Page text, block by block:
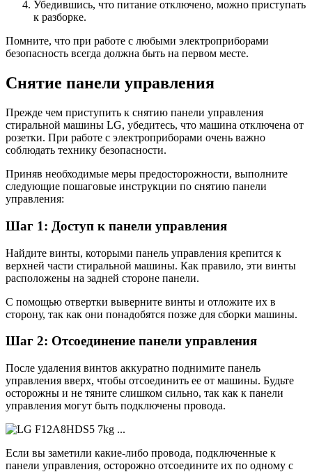
Убедившись, что питание отключено, можно приступать
к разборке.
Помните, что при работе с любыми электроприборами
безопасность всегда должна быть на первом месте.
Снятие панели управления
Прежде чем приступить к снятию панели управления
стиральной машины LG, убедитесь, что машина отключена от
розетки. При работе с электроприборами очень важно
соблюдать технику безопасности.
Приняв необходимые меры предосторожности, выполните
следующие пошаговые инструкции по снятию панели
управления:
Шаг 1: Доступ к панели управления
Найдите винты, которыми панель управления крепится к
верхней части стиральной машины. Как правило, эти винты
расположены на задней стороне панели.
С помощью отвертки выверните винты и отложите их в
сторону, так как они понадобятся позже для сборки машины.
Шаг 2: Отсоединение панели управления
После удаления винтов аккуратно поднимите панель
управления вверх, чтобы отсоединить ее от машины. Будьте
осторожны и не тяните слишком сильно, так как к панели
управления могут быть подключены провода.
Если вы заметили какие-либо провода, подключенные к
панели управления, осторожно отсоедините их по одному с